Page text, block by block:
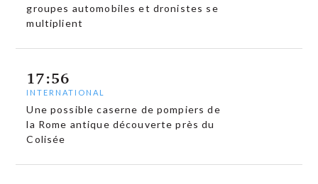
groupes automobiles et dronistes se
multiplient
17:56
INTERNATIONAL
Une possible caserne de pompiers de
la Rome antique découverte près du
Colisée